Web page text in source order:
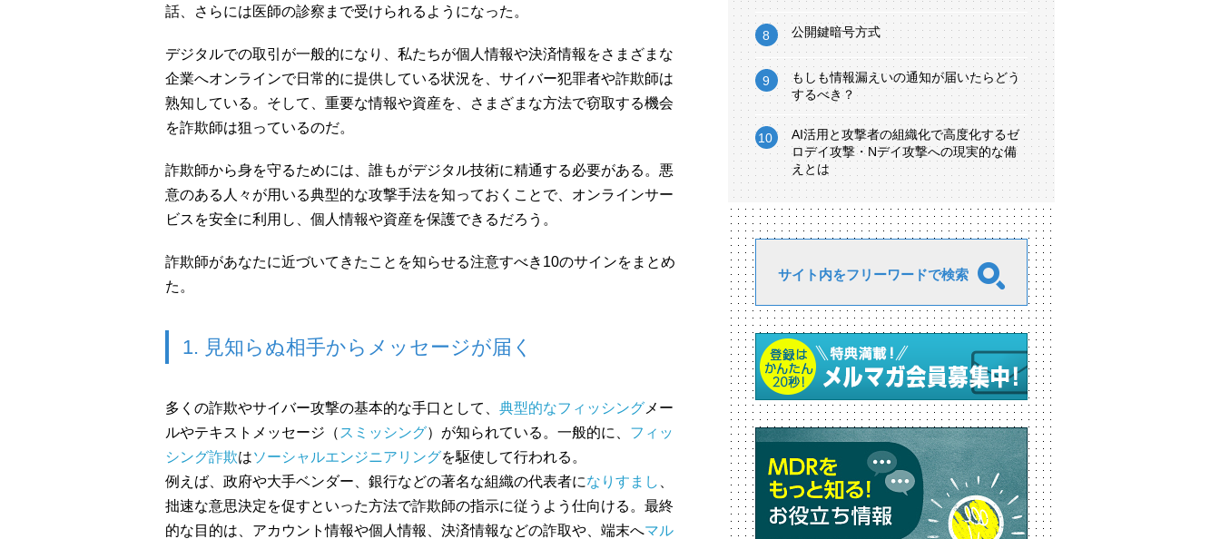
話、さらには医師の診察まで受けられるようになった。
デジタルでの取引が一般的になり、私たちが個人情報や決済情報をさまざまな
企業へオンラインで日常的に提供している状況を、サイバー犯罪者や詐欺師は
熟知している。そして、重要な情報や資産を、さまざまな方法で窃取する機会
を詐欺師は狙っているのだ。
詐欺師から身を守るためには、誰もがデジタル技術に精通する必要がある。悪
意のある人々が用いる典型的な攻撃手法を知っておくことで、オンラインサー
ビスを安全に利用し、個人情報や資産を保護できるだろう。
詐欺師があなたに近づいてきたことを知らせる注意すべき10のサインをまとめ
た。
1. 見知らぬ相手からメッセージが届く
多くの詐欺やサイバー攻撃の基本的な手口として、 典型的なフィッシング メー
ルやテキストメッセージ（ スミッシング）が知られている。一般的に、 フィッ
シング詐欺はソーシャルエンジニアリングを駆使して行われる。
例えば、政府や大手ベンダー、銀行などの著名な組織の代表者になりすまし
拙速な意思決定を促すといった方法で詐欺師の指示に従うよう仕向ける。最終
的な目的は、アカウント情報や個人情報、決済情報などの詐取や、端末へマル
公開鍵暗号方式
もしも情報漏えいの通知が届いたらどう
するべき？
AI活用と攻撃者の組織化で高度化するゼ
ロデイ攻撃・Nデイ攻撃への現実的な備
えとは
サイト内をフリーワードで検索